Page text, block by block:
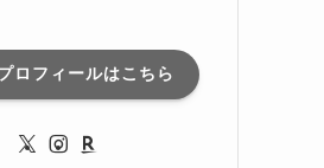
ロフィールはこちら